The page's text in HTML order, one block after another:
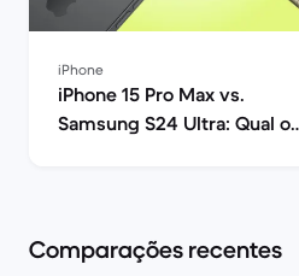
iPhone
iPhone 15 Pro Max vs.
Samsung S24 Ultra: Qual o
Comparações recentes